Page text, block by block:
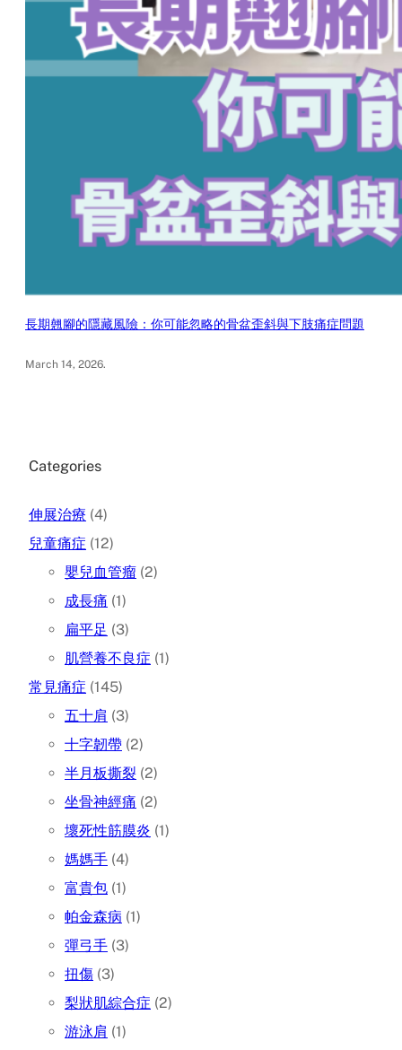
長期翹腳的隱藏風險：你可能忽略的骨盆歪斜與下肢痛症問題
March 14, 2026.
Categories
伸展治療 (4)
兒童痛症 (12)
嬰兒血管瘤 (2)
成長痛 (1)
扁平足 (3)
肌營養不良症 (1)
常見痛症 (145)
五十肩 (3)
十字韌帶 (2)
半月板撕裂 (2)
坐骨神經痛 (2)
壞死性筋膜炎 (1)
媽媽手 (4)
富貴包 (1)
帕金森病 (1)
彈弓手 (3)
扭傷 (3)
梨狀肌綜合症 (2)
游泳肩 (1)